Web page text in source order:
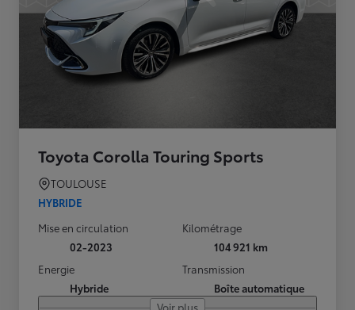
Toyota Corolla Touring Sports
TOULOUSE
HYBRIDE
Mise en circulation
02-2023
Kilométrage
104 921 km
Energie
Hybride
Transmission
Boîte automatique
Voir plus